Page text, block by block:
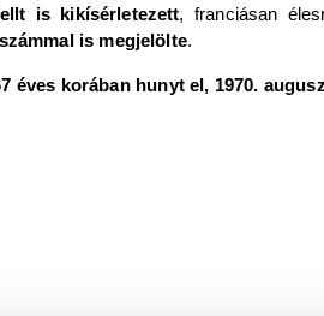
is kikísérletezett, franciásan
is megjelölte.
éves korában hunyt el, 1970.